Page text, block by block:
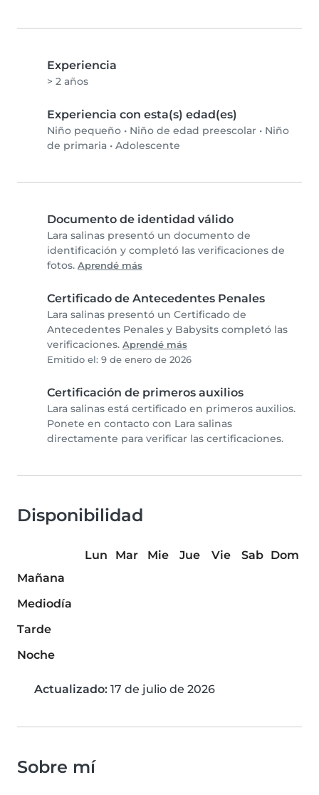
Experiencia
> 2 años
Experiencia con esta(s) edad(es)
Niño pequeño • Niño de edad preescolar • Niño
de primaria • Adolescente
Documento de identidad válido
Lara salinas presentó un documento de
identificación y completó las verificaciones de
fotos. Aprendé más
Certificado de Antecedentes Penales
Lara salinas presentó un Certificado de
Antecedentes Penales y Babysits completó las
verificaciones. Aprendé más
Emitido el: 9 de enero de 2026
Certificación de primeros auxilios
Lara salinas está certificado en primeros auxilios.
Ponete en contacto con Lara salinas
directamente para verificar las certificaciones.
Disponibilidad
Lun Mar Mie Jue Vie Sab
Dom
Mañana
Mediodía
Tarde
Noche
Actualizado: 17 de julio de 2026
Sobre mí